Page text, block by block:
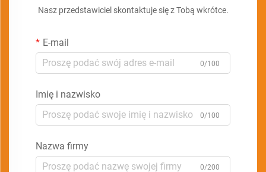
Nasz przedstawiciel skontaktuje się z Tobą wkrótce.
E-mail
0/100
Imię i nazwisko
0/100
Nazwa firmy
0/200